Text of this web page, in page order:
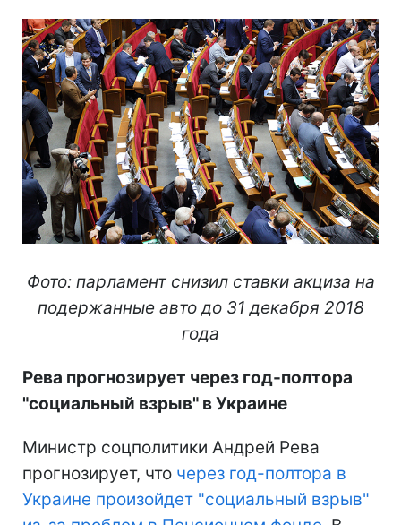
Фото: парламент снизил ставки акциза на
подержанные авто до 31 декабря 2018
года
Рева прогнозирует через год-полтора
"социальный взрыв" в Украине
Министр соцполитики Андрей Рева
прогнозирует, что через год-полтора в
Украине произойдет "социальный взрыв"